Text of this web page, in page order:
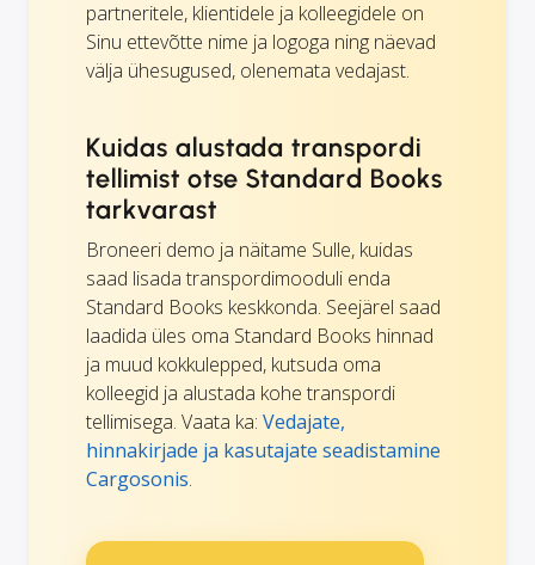
partneritele, klientidele ja kolleegidele on
Sinu ettevõtte nime ja logoga ning näevad
välja ühesugused, olenemata vedajast.
Kuidas alustada transpordi
tellimist otse Standard Books
tarkvarast
Broneeri demo ja näitame Sulle, kuidas
saad lisada transpordimooduli enda
Standard Books keskkonda. Seejärel saad
laadida üles oma Standard Books hinnad
ja muud kokkulepped, kutsuda oma
kolleegid ja alustada kohe transpordi
tellimisega. Vaata ka: Vedajate,
hinnakirjade ja kasutajate seadistamine
Cargosonis.